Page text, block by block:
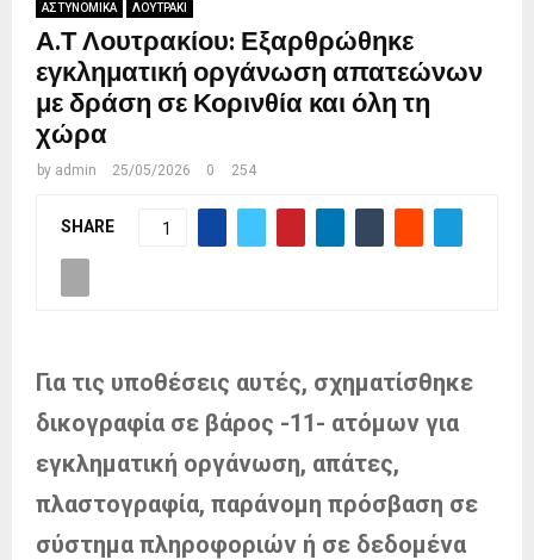
ΑΣΤΥΝΟΜΙΚΑ ΛΟΥΤΡΑΚΙ
Α.Τ Λουτρακίου: Εξαρθρώθηκε
εγκληματική οργάνωση απατεώνων
με δράση σε Κορινθία και όλη τη
χώρα
by admin 25/05/2026 0 254
SHARE 1
Για τις υποθέσεις αυτές, σχηματίσθηκε
δικογραφία σε βάρος -11- ατόμων για
εγκληματική οργάνωση, απάτες,
πλαστογραφία, παράνομη πρόσβαση σε
σύστημα πληροφοριών ή σε δεδομένα